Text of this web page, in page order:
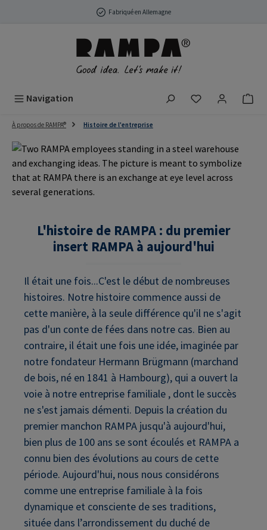
Passer au contenu principalFabriqué en Allemagne
Navigation Vous avez 0
À propos de RAMPA® Histoire de l'entreprise
L'histoire de RAMPA : du premier
insert RAMPA à aujourd'hui
Il était une fois...C'est le début de nombreuses
histoires. Notre histoire commence aussi de
cette manière, à la seule différence qu'il ne s'agit
pas d'un conte de fées dans notre cas. Bien au
contraire, il était une fois une idée, imaginée par
notre fondateur Hermann Brügmann (marchand
de bois, né en 1841 à Hambourg), qui a ouvert la
voie à notre entreprise familiale , dont le succès
ne s'est jamais démenti. Depuis la création du
premier manchon RAMPA jusqu'à aujourd'hui,
bien plus de 100 ans se sont écoulés et RAMPA a
connu bien des évolutions au cours de cette
période. Aujourd'hui, nous nous considérons
comme une entreprise familiale à la fois
dynamique et consciente de ses traditions,
située dans l’arrondissement du duché de